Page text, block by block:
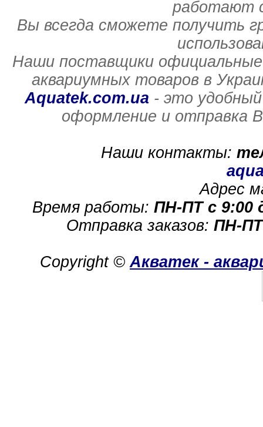
работают
Вы всегда сможете получить
Наши поставщики
аквариумных товаров в
Aquatek.com.ua- это удобный
оформление и отправка
Наши контакты:
Адрес
Время работы: ПН-ПТ с 9:00
Отправка заказов: ПН-ПТ
Copyright ©Акватек -